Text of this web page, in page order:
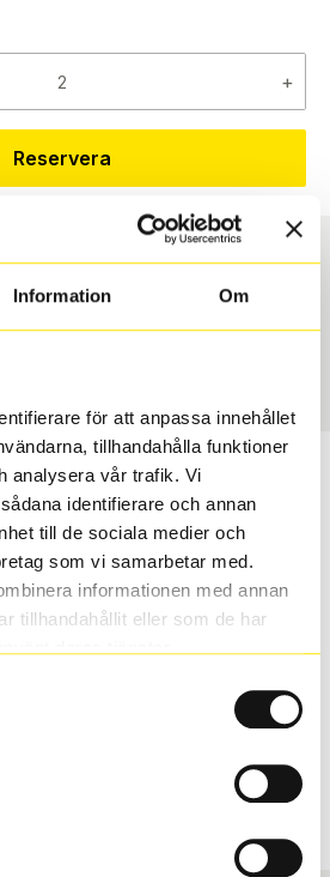
Information Om
för att anpassa innehållet
tillhandahålla funktioner
analysera vår trafik. Vi
identifierare och annan
till de sociala medier och
som vi samarbetar med.
informationen med annan
tillhandahållit eller som de har
+
Reservera
Däckstorlek
min bil?
för att se om det däck du
Om du köper däck som skall
fälgar, se till att kolla en extra
fälg har samma dimensioner.
bytts ut under årens lopp och
Sök